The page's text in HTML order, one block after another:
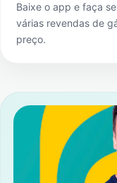
Baixe o app e faça
várias revendas de
preço.